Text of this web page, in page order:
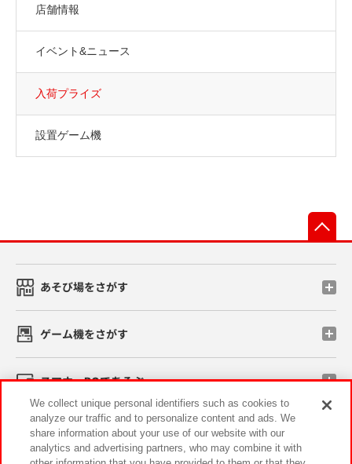
店舗情報
イベント&ニュース
入荷プライズ
設置ゲーム機
あそび場をさがす
ゲーム機をさがす
スマホ・PCであそぶ
イベント・キャンペーン
We collect unique personal identifiers such as cookies to
analyze our traffic and to personalize content and ads. We
share information about your use of our website with our
analytics and advertising partners, who may combine it with